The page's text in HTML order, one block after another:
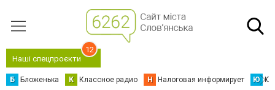
Наші спецпроєкти
12
Б Бложенька К Классное радио Н Налоговая информирует Ю